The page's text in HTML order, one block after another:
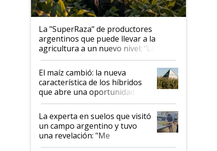
La "SuperRaza" de productores
argentinos que puede llevar a la
agricultura a un nuevo nivel: "Las
posibilidades de crecimiento son
infinitas"
El maíz cambió: la nueva
característica de los híbridos
que abre una oportunidad en
el lote
La experta en suelos que visitó
un campo argentino y tuvo
una revelación: "Me
impresionó mucho"